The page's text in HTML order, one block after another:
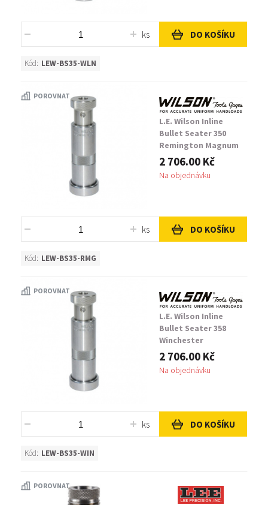
ks DO KOŠÍKU
Kód: LEW-BS35-WLN
POROVNAT
L.E. Wilson Inline
Bullet Seater 350
Remington Magnum
2 706.00 Kč
Na objednávku
ks DO KOŠÍKU
Kód: LEW-BS35-RMG
POROVNAT
L.E. Wilson Inline
Bullet Seater 358
Winchester
2 706.00 Kč
Na objednávku
ks DO KOŠÍKU
Kód: LEW-BS35-WIN
POROVNAT